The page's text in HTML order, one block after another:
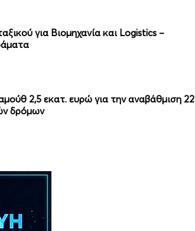
για Βιομηχανία και Logistics –
2,5 εκατ. ευρώ για την αναβάθμιση 22
δρόμων